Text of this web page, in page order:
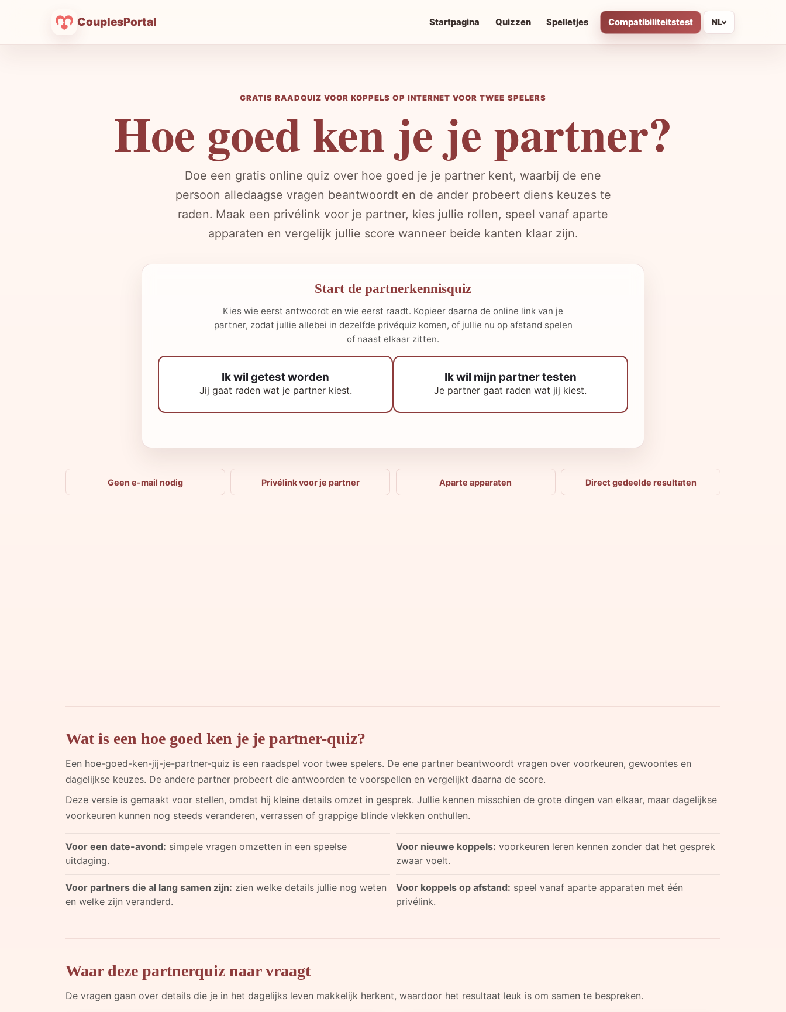
CouplesPortal Startpagina Quizzen Spelletjes Compatibiliteitstest NL
GRATIS RAADQUIZ VOOR KOPPELS OP INTERNET VOOR TWEE SPELERS
Hoe goed ken je je partner?
Doe een gratis online quiz over hoe goed je je partner kent, waarbij de ene
persoon alledaagse vragen beantwoordt en de ander probeert diens keuzes te
raden. Maak een privélink voor je partner, kies jullie rollen, speel vanaf aparte
apparaten en vergelijk jullie score wanneer beide kanten klaar zijn.
Start de partnerkennisquiz
Kies wie eerst antwoordt en wie eerst raadt. Kopieer daarna de online link van je
partner, zodat jullie allebei in dezelfde privéquiz komen, of jullie nu op afstand spelen
of naast elkaar zitten.
Ik wil getest worden
Jij gaat raden wat je partner kiest.
Ik wil mijn partner testen
Je partner gaat raden wat jij kiest.
Geen e-mail nodig Privélink voor je partner Aparte apparaten Direct gedeelde resultaten
Wat is een hoe goed ken je je partner-quiz?
Een hoe-goed-ken-jij-je-partner-quiz is een raadspel voor twee spelers. De ene partner beantwoordt vragen over voorkeuren, gewoontes en
dagelijkse keuzes. De andere partner probeert die antwoorden te voorspellen en vergelijkt daarna de score.
Deze versie is gemaakt voor stellen, omdat hij kleine details omzet in gesprek. Jullie kennen misschien de grote dingen van elkaar, maar dagelijkse
voorkeuren kunnen nog steeds veranderen, verrassen of grappige blinde vlekken onthullen.
Voor een date-avond: simpele vragen omzetten in een speelse
uitdaging.
Voor nieuwe koppels: voorkeuren leren kennen zonder dat het gesprek
zwaar voelt.
Voor partners die al lang samen zijn: zien welke details jullie nog weten
en welke zijn veranderd.
Voor koppels op afstand: speel vanaf aparte apparaten met één
privélink.
Waar deze partnerquiz naar vraagt
De vragen gaan over details die je in het dagelijks leven makkelijk herkent, waardoor het resultaat leuk is om samen te bespreken.